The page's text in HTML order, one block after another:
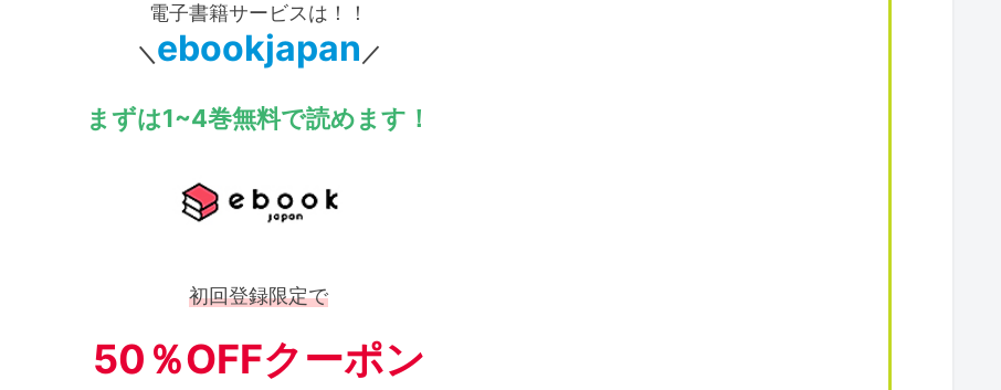
電子書籍サービスは！！
＼ebookjapan ／
まずは1~4巻無料で読めます！
初回登録限定で
50％OFFクーポン